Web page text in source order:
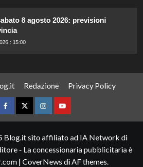
8 agosto 2026: previsioni
: 15:00
Redazione Privacy Policy
FacebookTwitterInstagramYouTube
Blog.it sito affiliato ad IA Network di
- La concessionaria pubblicitaria è
| CoverNews di AF themes.